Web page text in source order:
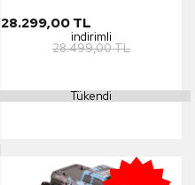
Scale Trail Rock
Crawler TQi
Araba Kırmızı
28.299,00 TL
indirimli
28.499,00 TL
Tükendi